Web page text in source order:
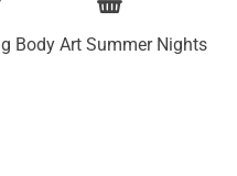
Body Art Summer Nights